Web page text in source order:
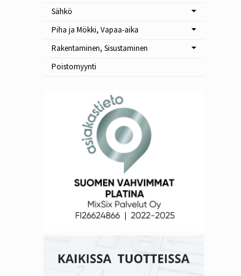
Sähkö
Piha ja Mökki, Vapaa-aika
Rakentaminen, Sisustaminen
Poistomyynti